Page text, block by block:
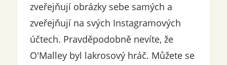
zveřejňují obrázky sebe samých a
zveřejňují na svých Instagramových
účtech. Pravděpodobně nevíte, že
O'Malley byl lakrosový hráč. Můžete se